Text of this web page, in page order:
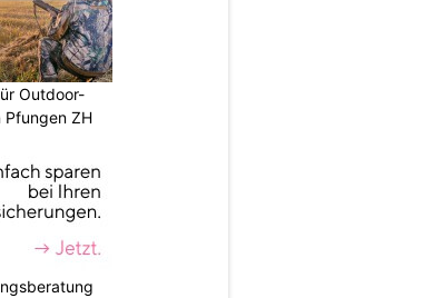
Outdoor-
Pfungen ZH